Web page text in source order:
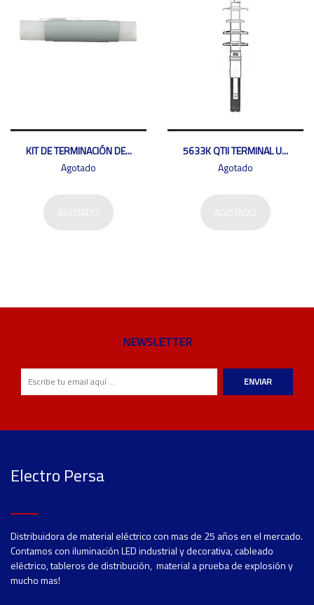
KIT DE TERMINACIÓN DE...
Agotado
5633K QTII TERMINAL U...
Agotado
NEWSLETTER
ENVIAR
Electro Persa
Distribuidora de material eléctrico con mas de 25 años en el mercado.
Contamos con iluminación LED industrial y decorativa, cableado
eléctrico, tableros de distribución, material a prueba de explosión y
mucho mas!